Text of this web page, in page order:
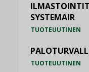
SYSTEMAIR
TUOTEUUTINEN
TUOTEUUTINEN